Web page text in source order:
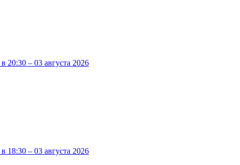
– 03 августа 2026
– 03 августа 2026